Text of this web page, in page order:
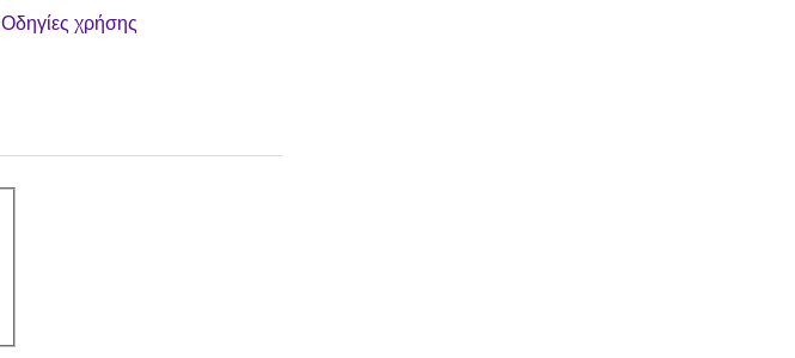
Οδηγίες χρήσης